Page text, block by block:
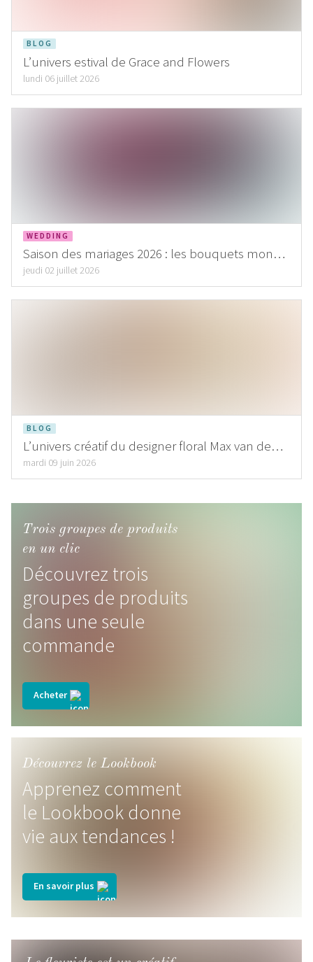
BLOG
L’univers estival de Grace and Flowers
lundi 06 juillet 2026
WEDDING
Saison des mariages 2026 : les bouquets mono-
fleur conquièrent l’univers du mariage
jeudi 02 juillet 2026
BLOG
L’univers créatif du designer floral Max van de
Sluis
mardi 09 juin 2026
Découvrez trois
groupes de produits
dans une seule
commande
Trois groupes de produits
en un clic
Acheter
Apprenez comment
le Lookbook donne
vie aux tendances !
Découvrez le Lookbook
En savoir plus